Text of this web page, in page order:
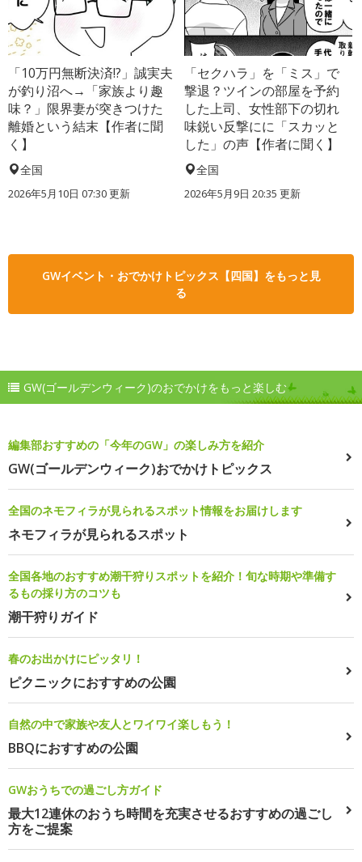
「10万円無断決済!?」誠実夫
が釣り沼へ→「家族より趣
味？」限界妻が突きつけた
離婚という結末【作者に聞
く】
全国
2026年5月10日 07:30 更新
「セクハラ」を「ミス」で
撃退？ツインの部屋を予約
した上司、女性部下の切れ
味鋭い反撃にに「スカッと
した」の声【作者に聞く】
全国
2026年5月9日 20:35 更新
GWイベント・おでかけトピックス【四国】をもっと見
る
GW(ゴールデンウィーク)のおでかけをもっと楽しむ
編集部おすすめの「今年のGW」の楽しみ方を紹介
GW(ゴールデンウィーク)おでかけトピックス
全国のネモフィラが見られるスポット情報をお届けします
ネモフィラが見られるスポット
全国各地のおすすめ潮干狩りスポットを紹介！旬な時期や準備す
るもの採り方のコツも
潮干狩りガイド
春のお出かけにピッタリ！
ピクニックにおすすめの公園
自然の中で家族や友人とワイワイ楽しもう！
BBQにおすすめの公園
GWおうちでの過ごし方ガイド
最大12連休のおうち時間を充実させるおすすめの過ごし
方をご提案